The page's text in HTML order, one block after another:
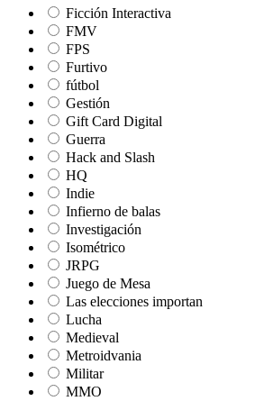
Ficción Interactiva
FMV
FPS
Furtivo
fútbol
Gestión
Gift Card Digital
Guerra
Hack and Slash
HQ
Indie
Infierno de balas
Investigación
Isométrico
JRPG
Juego de Mesa
Las elecciones importan
Lucha
Medieval
Metroidvania
Militar
MMO